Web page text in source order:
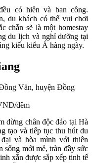
có hiên và ban công.
du khách có thể vui chơi
chắn sẽ là một homestay
du lịch và nghỉ dưỡng tại
kiểu kiểu Á hàng ngày.
Văn, huyện Đồng
đêm
dừng chân độc đáo tại Hà
tạo và tiếp tục thu hút du
và hòa mình với thiên
sống mới mẻ, tràn đầy sức
xắn được sắp xếp tinh tế